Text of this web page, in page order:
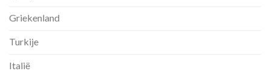
Griekenland
Turkije
Italië